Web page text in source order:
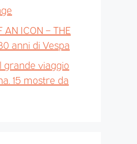
AN ICON – THE
anni di Vespa
grande viaggio
15 mostre da